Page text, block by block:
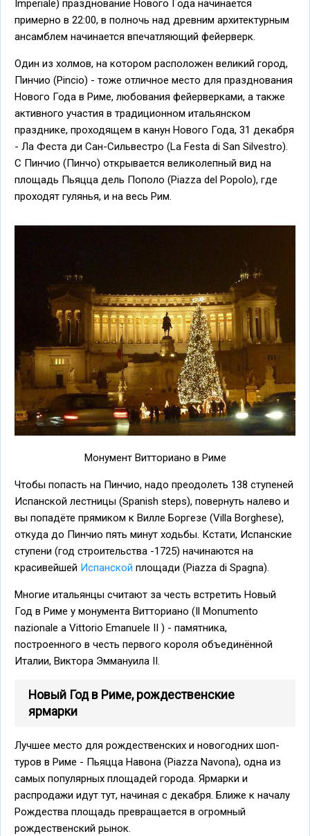
Imperiale) празднование Нового Года начинается
примерно в 22:00, в полночь над древним архитектурным
ансамблем начинается впечатляющий фейерверк.
Один из холмов, на котором расположен великий город,
Пинчио (Pincio) - тоже отличное место для празднования
Нового Года в Риме, любования фейерверками, а также
активного участия в традиционном итальянском
празднике, проходящем в канун Нового Года, 31 декабря
- Ла Феста ди Сан-Сильвестро (La Festa di San Silvestro).
С Пинчио (Пинчо) открывается великолепный вид на
площадь Пьяцца дель Пополо (Piazza del Popolo), где
проходят гулянья, и на весь Рим.
Монумент Витториано в Риме
Чтобы попасть на Пинчио, надо преодолеть 138 ступеней
Испанской лестницы (Spanish steps), повернуть налево и
вы попадёте прямиком к Вилле Боргезе (Villa Borghese),
откуда до Пинчио пять минут ходьбы. Кстати, Испанские
ступени (год строительства -1725) начинаются на
красивейшей Испанской площади (Piazza di Spagna).
Многие итальянцы считают за честь встретить Новый
Год в Риме у монумента Витториано (Il Monumento
nazionale a Vittorio Emanuele II ) - памятника,
построенного в честь первого короля объединённой
Италии, Виктора Эммануила II.
Новый Год в Риме, рождественские
ярмарки
Лучшее место для рождественских и новогодних шоп-
туров в Риме - Пьяцца Навона (Piazza Navona), одна из
самых популярных площадей города. Ярмарки и
распродажи идут тут, начиная с декабря. Ближе к началу
Рождества площадь превращается в огромный
рождественский рынок.